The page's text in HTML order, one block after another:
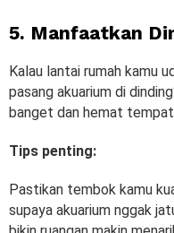
5. Manfaatkan
Kalau lantai rumah kamu
pasang akuarium di
banget dan hemat
Tips penting:
Pastikan tembok kamu
supaya akuarium nggak